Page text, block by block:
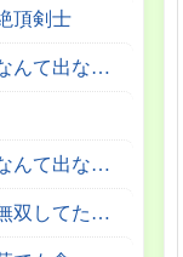
頂剣士
絶対に幽霊なんて出ないサーカス団
絶対に幽霊なんて出ない高層エレベーター
最強魔王は無双してたのに ～女体化解除のカギは人助けの旅でした～